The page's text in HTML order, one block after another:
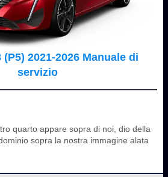
(P5) 2021-2026 Manuale di
servizio
quarto appare sopra di noi, dio della
sopra la nostra immagine alata